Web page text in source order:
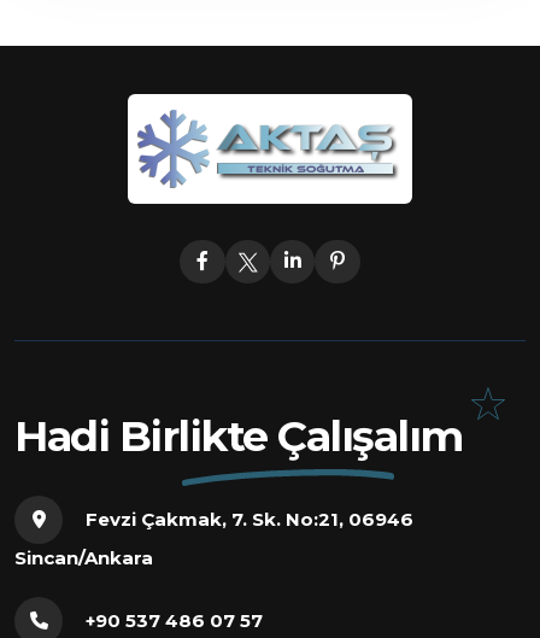
Hadi Birlikte Çalışalım
Fevzi Çakmak, 7. Sk. No:21, 06946
Sincan/Ankara
+90 537 486 07 57